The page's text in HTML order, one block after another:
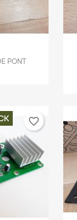
PONT
favorite_border